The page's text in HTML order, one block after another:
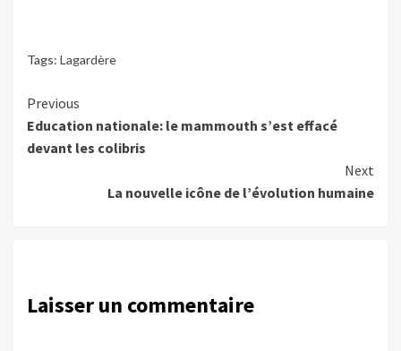
Tags: Lagardère
Continue
Reading
Previous
Education nationale: le mammouth s’est effacé
devant les colibris
Next
La nouvelle icône de l’évolution humaine
Laisser un commentaire